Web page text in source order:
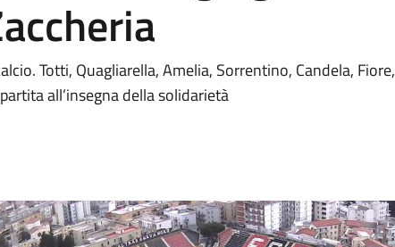
Totti, Quagliarella, Amelia, Sorrentino, Candela, Fiore,
all’insegna della solidarietà